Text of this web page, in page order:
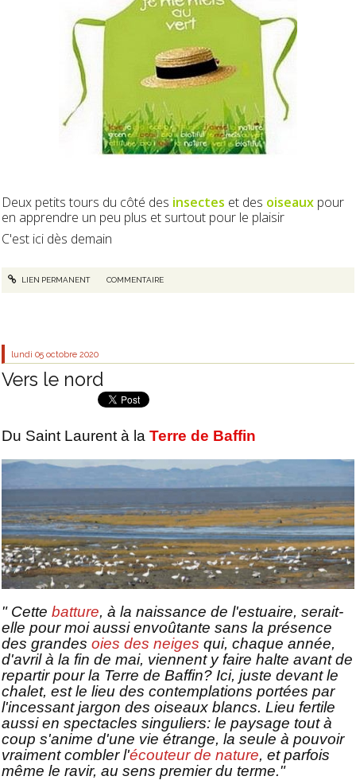
Deux petits tours du côté des insectes et des oiseaux pour
en apprendre un peu plus et surtout pour le plaisir
C'est ici dès demain
LIEN PERMANENT COMMENTAIRE
lundi 05 octobre 2020
Vers le nord
Du Saint Laurent à la Terre de Baffin
" Cette batture, à la naissance de l'estuaire, serait-
elle pour moi aussi envoûtante sans la présence
des grandes oies des neiges qui, chaque année,
d'avril à la fin de mai, viennent y faire halte avant de
repartir pour la Terre de Baffin? Ici, juste devant le
chalet, est le lieu des contemplations portées par
l'incessant jargon des oiseaux blancs. Lieu fertile
aussi en spectacles singuliers: le paysage tout à
coup s'anime d'une vie étrange, la seule à pouvoir
vraiment combler l'écouteur de nature, et parfois
même le ravir, au sens premier du terme."